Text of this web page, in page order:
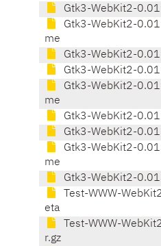
Gtk3-WebKit2-
Gtk3-WebKit2-
me
Gtk3-WebKit2-
Gtk3-WebKit2-
Gtk3-WebKit2-
me
Gtk3-WebKit2-
Gtk3-WebKit2-
Gtk3-WebKit2-
me
Gtk3-WebKit2-
Test-WWW-
eta
Test-WWW-
r.gz